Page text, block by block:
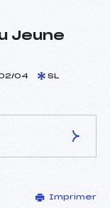
Jeune
04 SL
ROLAND (MB)
Imprimer